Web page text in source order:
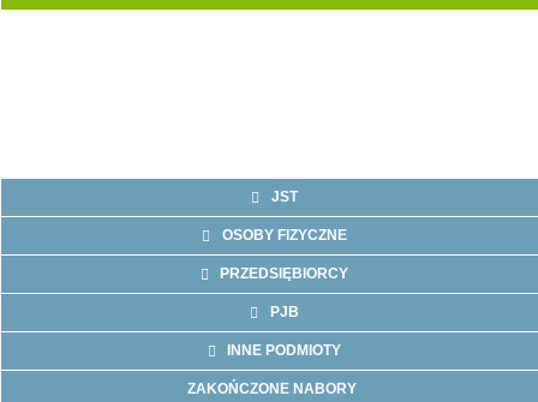
JST
OSOBY FIZYCZNE
PRZEDSIĘBIORCY
PJB
INNE PODMIOTY
ZAKOŃCZONE NABORY